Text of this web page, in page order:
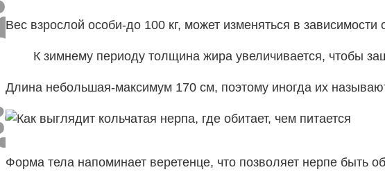
Вес взрослой особи-до 100 кг, может изменяться в зависимости
К зимнему периоду толщина жира увеличивается, чтобы
Длина небольшая-максимум 170 см, поэтому иногда их
Форма тела напоминает веретенце, что позволяет нерпе быть